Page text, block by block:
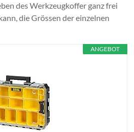
des Werkzeugkoffer ganz frei
die Grössen der einzelnen
ANGEBOT